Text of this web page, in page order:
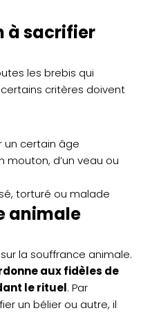
à sacrifier
les brebis qui
critères doivent
un certain âge
mouton, d’un veau ou
torturé ou malade
animale
la souffrance animale.
aux fidèles de
le rituel. Par
un bélier ou autre, il